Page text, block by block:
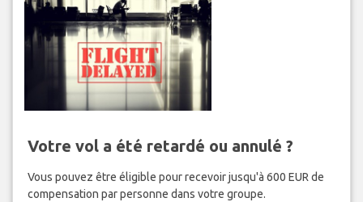
Votre vol a été retardé ou annulé ?
Vous pouvez être éligible pour recevoir jusqu'à 600 EUR de
compensation par personne dans votre groupe.